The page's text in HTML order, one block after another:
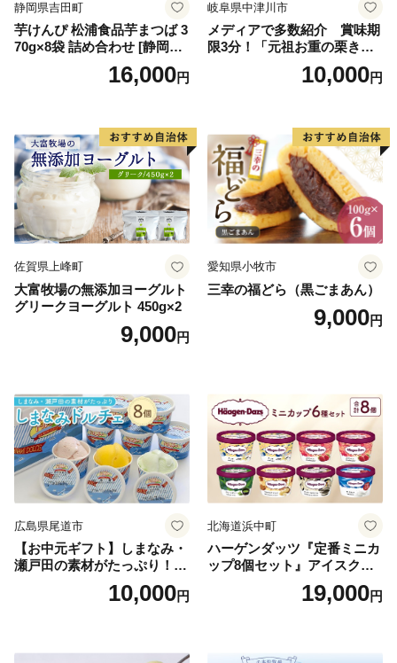
静岡県吉田町
芋けんぴ 松浦食品芋まつば 3
70g×8袋 詰め合わせ [静岡伊
勢丹(松浦食品) 静岡県 吉田町
22424274] 芋ケンピ セット
16,000円
岐阜県中津川市
メディアで多数紹介 賞味期
限3分！「元祖お重の栗きん
とんモンブラン」 【未来の
ご褒美】スイーツ 栗 モンブ
子 菓子 F4N-2298
10,000円
佐賀県上峰町
大富牧場の無添加ヨーグルト
グリークヨーグルト 450g×2
9,000円
愛知県小牧市
三幸の福どら（黒ごまあん）
9,000円
広島県尾道市
【お中元ギフト】しまなみ・
瀬戸田の素材がたっぷり！ジ
10,000円
北海道浜中町
ハーゲンダッツ『定番ミニカ
ップ8個セット』アイスクリ
ーム アイス スイーツ デザー
19,000円